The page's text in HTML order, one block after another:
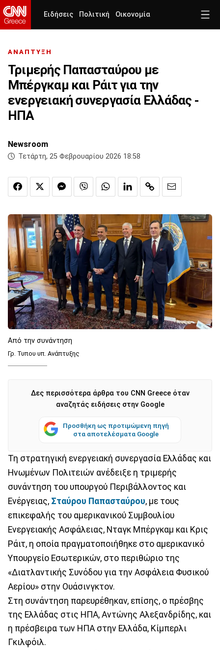
Ειδήσεις Πολιτική Οικονομία
ΑΝΑΠΤΥΞΗ
Τριμερής Παπασταύρου με
Μπέργκαμ και Ράιτ για την
ενεργειακή συνεργασία Ελλάδας -
ΗΠΑ
Newsroom
Τετάρτη, 25 Φεβρουαρίου 2026 18:58
Από την συνάντηση
Γρ. Τυπου υπ. Ανάπτυξης
Δες περισσότερα άρθρα του CNN Greece όταν
αναζητάς ειδήσεις στην Google
Προσθήκη ως προτιμώμενη πηγή
στα αποτελέσματα Google
Τη στρατηγική ενεργειακή συνεργασία Ελλάδας και
Ηνωμένων Πολιτειών ανέδειξε η τριμερής
συνάντηση του υπουργού Περιβάλλοντος και
Ενέργειας, Σταύρου Παπασταύρου, με τους
επικεφαλής του αμερικανικού Συμβουλίου
Ενεργειακής Ασφάλειας, Νταγκ Μπέργκαμ και Κρις
Ράιτ, η οποία πραγματοποιήθηκε στο αμερικανικό
Υπουργείο Εσωτερικών, στο περιθώριο της
«Διατλαντικής Συνόδου για την Ασφάλεια Φυσικού
Αερίου» στην Ουάσινγκτον.
Στη συνάντηση παρευρέθηκαν, επίσης, ο πρέσβης
της Ελλάδας στις ΗΠΑ, Αντώνης Αλεξανδρίδης, και
η πρέσβειρα των ΗΠΑ στην Ελλάδα, Κίμπερλι
Γκιλφόιλ.